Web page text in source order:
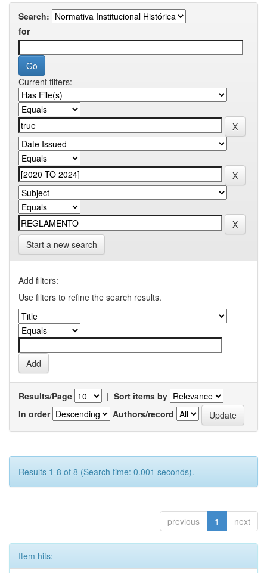
Search:
for
Current filters:
Start a new search
Add filters:
Use filters to refine the search results.
Results/Page | Sort items by
In order
Authors/record
Results 1-8 of 8 (Search time: 0.001 seconds).
previous 1 next
Item hits: